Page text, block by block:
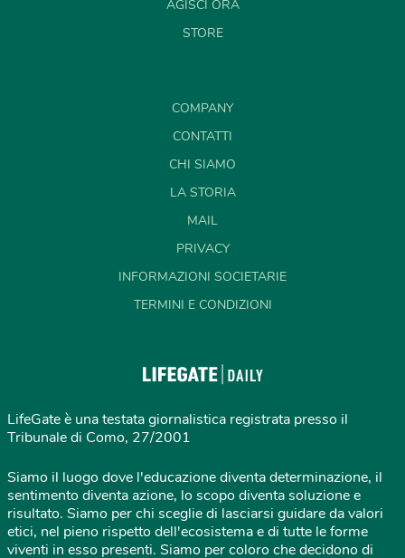
AGISCI ORA
STORE
COMPANY
CONTATTI
CHI SIAMO
LA STORIA
MAIL
PRIVACY
INFORMAZIONI SOCIETARIE
TERMINI E CONDIZIONI
LifeGate è una testata giornalistica registrata presso il
Tribunale di Como, 27/2001
Siamo il luogo dove l'educazione diventa determinazione, il
sentimento diventa azione, lo scopo diventa soluzione e
risultato. Siamo per chi sceglie di lasciarsi guidare da valori
etici, nel pieno rispetto dell'ecosistema e di tutte le forme
viventi in esso presenti. Siamo per coloro che decidono di